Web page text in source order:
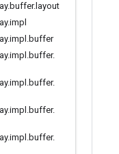
.buffer. layout
.impl
.impl .buffer
.impl .buffer.
.impl .buffer.
.impl .buffer.
.impl .buffer.